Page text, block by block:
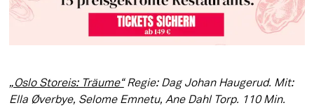
„Oslo Storeis: Träume“ Regie: Dag Johan Haugerud. Mit:
Ella Øverbye, Selome Emnetu, Ane Dahl Torp. 110 Min.